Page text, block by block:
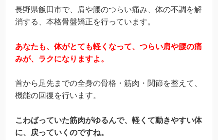
長野県飯田市で、肩や腰のつらい痛み、体の不調を解
消する、本格骨盤矯正を行っています。
あなたも、体がとても軽くなって、つらい肩や腰の痛
みが、ラクになりますよ。
首から足先までの全身の骨格・筋肉・関節を整えて、
機能の回復を行います。
こわばっていた筋肉がゆるんで、軽くて動きやすい体
に、戻っていくのですね。